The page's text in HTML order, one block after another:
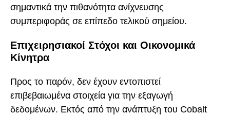
σημαντικά την πιθανότητα ανίχνευσης
συμπεριφοράς σε επίπεδο τελικού σημείου.
Επιχειρησιακοί Στόχοι και Οικονομικά
Κίνητρα
Προς το παρόν, δεν έχουν εντοπιστεί
επιβεβαιωμένα στοιχεία για την εξαγωγή
δεδομένων. Εκτός από την ανάπτυξη του Cobalt